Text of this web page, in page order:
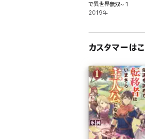
で異世界無双~ 1
2019年
カスタマーは